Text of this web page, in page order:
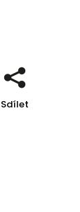
Sdílet